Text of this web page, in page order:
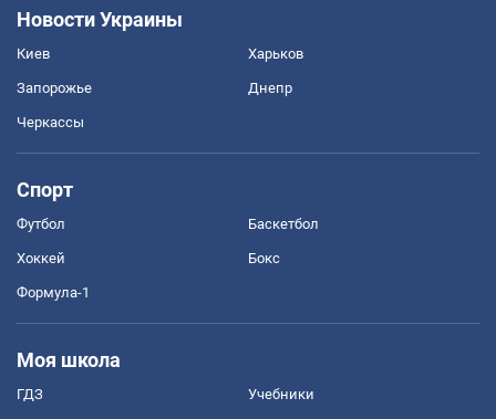
Новости Украины
Киев Харьков
Запорожье Днепр
Черкассы
Спорт
Футбол Баскетбол
Хоккей Бокс
Формула-1
Моя школа
ГДЗ Учебники